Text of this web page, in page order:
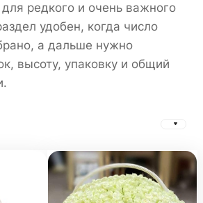
редкого и очень важного
удобен, когда число
а дальше нужно
высоту, упаковку и общий